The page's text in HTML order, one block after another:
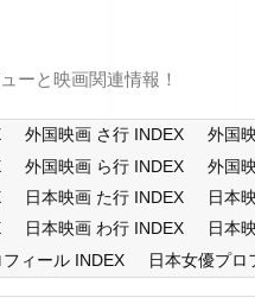
ーと映画関連情報！
外国映画 さ行 INDEX 外国
外国映画 ら行 INDEX 外国
日本映画 た行 INDEX 日本
日本映画 わ行 INDEX 日本
ィール INDEX 日本女優プロ